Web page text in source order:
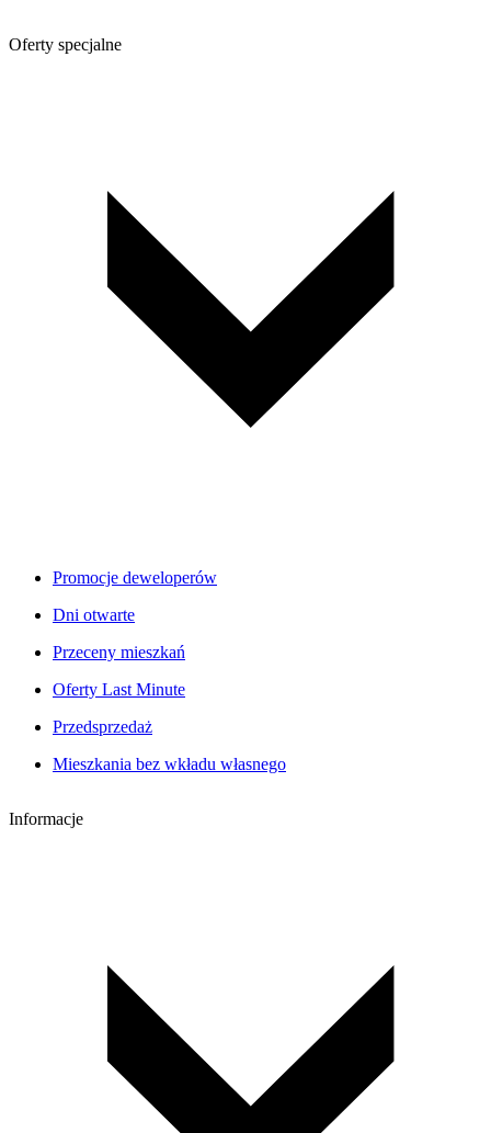
Oferty specjalne
Promocje deweloperów
Dni otwarte
Przeceny mieszkań
Oferty Last Minute
Przedsprzedaż
Mieszkania bez wkładu własnego
Informacje